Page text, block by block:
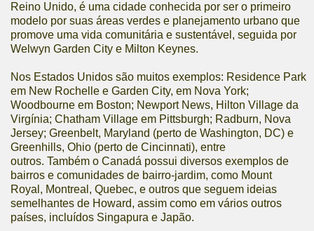
Reino Unido, é uma cidade conhecida por ser o primeiro
modelo por suas áreas verdes e planejamento urbano que
promove uma vida comunitária e sustentável, seguida por
Welwyn Garden City e Milton Keynes.
Nos Estados Unidos são muitos exemplos: Residence Park
em New Rochelle e Garden City, em Nova York;
Woodbourne em Boston; Newport News, Hilton Village da
Virgínia; Chatham Village em Pittsburgh; Radburn, Nova
Jersey; Greenbelt, Maryland (perto de Washington, DC) e
Greenhills, Ohio (perto de Cincinnati), entre
outros. Também o Canadá possui diversos exemplos de
bairros e comunidades de bairro-jardim, como Mount
Royal, Montreal, Quebec, e outros que seguem ideias
semelhantes de Howard, assim como em vários outros
países, incluídos Singapura e Japão.